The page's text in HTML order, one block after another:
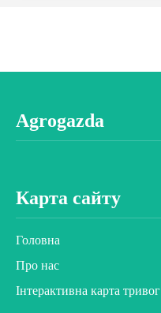
Agrogazda
Карта сайту
Головна
Про нас
Інтерактивна карта тривог